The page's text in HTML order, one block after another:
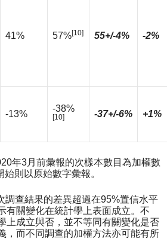
41% 57%[10] 55+/-4% -2%
-13%
-38%
[10] -37+/-6% +1%
年3月前彙報的次樣本數目為加權數
則以原始數字彙報。
調查結果的差異超過在95%置信水平
有關變化在統計學上表面成立。不
上成立與否，並不等同有關變化是否
，而不同調查的加權方法亦可能有所